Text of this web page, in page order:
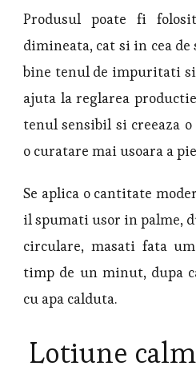
Produsul poate fi
dimineata, cat si in cea
bine tenul de impuritati si
ajuta la reglarea
tenul sensibil si creeaza
o curatare mai usoara a
Se aplica o cantitate
il spumati usor in palme,
circulare, masati fata
timp de un minut, dupa
cu apa calduta.
Lotiune